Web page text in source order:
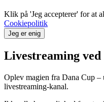
Klik på 'Jeg accepterer' for at
Cookiepolitik
Jeg er enig
Livestreaming ved
Oplev magien fra Dana Cup –
livestreaming-kanal.